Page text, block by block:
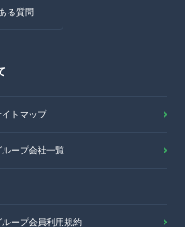
る質問
イトマップ
ループ会社一覧
ループ会員利用規約